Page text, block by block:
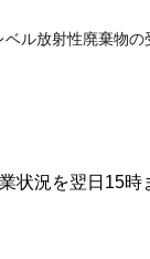
ベル放射性廃棄物の
況を翌日15時